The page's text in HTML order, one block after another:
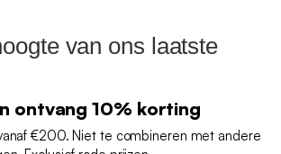
van ons laatste
ontvang 10% korting
€200. Niet te combineren met andere